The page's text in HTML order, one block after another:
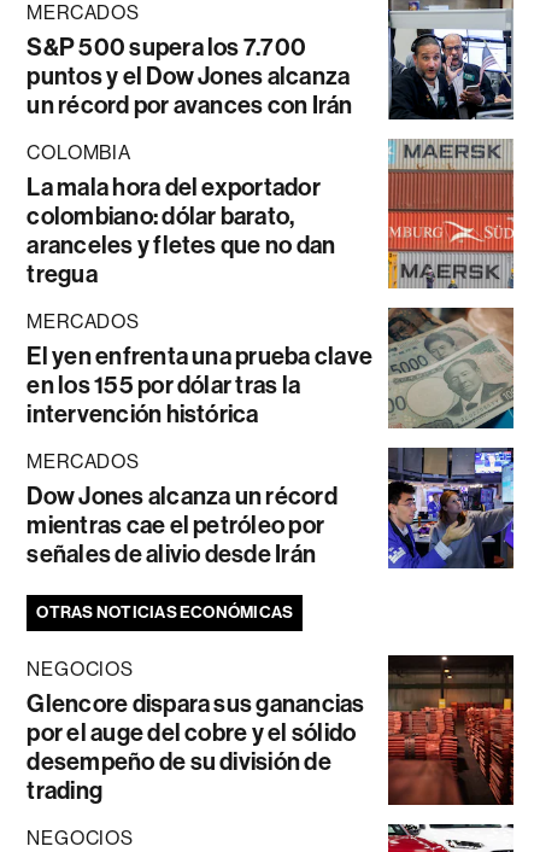
MERCADOS
S&P 500 supera los 7.700
puntos y el Dow Jones alcanza
un récord por avances con Irán
COLOMBIA
La mala hora del exportador
colombiano: dólar barato,
aranceles y fletes que no dan
tregua
MERCADOS
El yen enfrenta una prueba clave
en los 155 por dólar tras la
intervención histórica
MERCADOS
Dow Jones alcanza un récord
mientras cae el petróleo por
señales de alivio desde Irán
OTRAS NOTICIAS ECONÓMICAS
NEGOCIOS
Glencore dispara sus ganancias
por el auge del cobre y el sólido
desempeño de su división de
trading
NEGOCIOS